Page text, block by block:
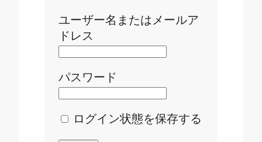
ユーザー名またはメールア
ドレス
パスワード
ログイン状態を保存する